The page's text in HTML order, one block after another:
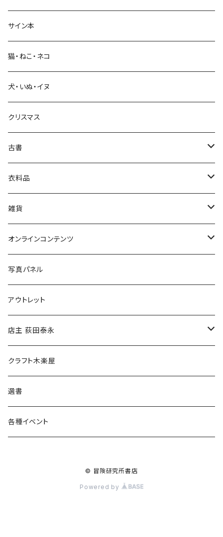
生活・暮らし
芸術・絵画・写真
絵本・児童書
娯楽・エンターテインメント
サイン本
猫・ねこ・ネコ
犬・いぬ・イヌ
クリスマス
古書
古書セット
美術
衣料品
POLEWARDS
Tシャツ
雑貨
バッグ
ブックカバー
マグカップ
傘
食料品
その他
オンラインコンテンツ
冒険クロストーク
写真パネル
アウトレット
店主 荻田泰永
書籍
ウェア
クラフト木楽屋
選書
各種イベント
© 冒険研究所書店
Powered by